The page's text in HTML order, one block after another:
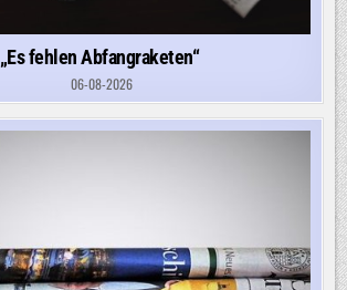
„Es fehlen Abfangraketen“
06-08-2026